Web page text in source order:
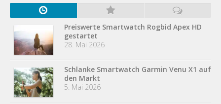
Preiswerte Smartwatch Rogbid Apex HD
gestartet
28. Mai 2026
Schlanke Smartwatch Garmin Venu X1 auf
den Markt
5. Mai 2026